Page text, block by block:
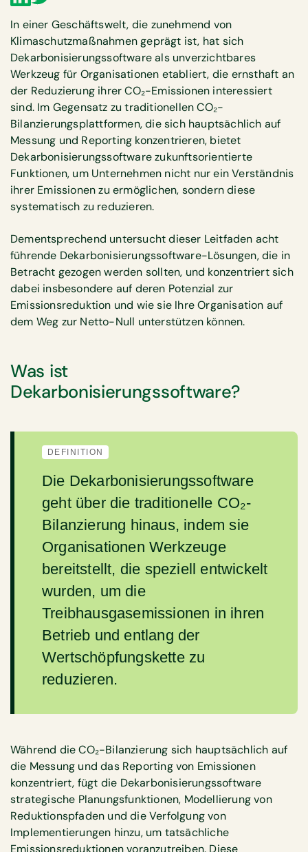
In einer Geschäftswelt, die zunehmend von
Klimaschutzmaßnahmen geprägt ist, hat sich
Dekarbonisierungssoftware als unverzichtbares
Werkzeug für Organisationen etabliert, die ernsthaft an
der Reduzierung ihrer CO₂-Emissionen interessiert
sind. Im Gegensatz zu traditionellen CO₂-
Bilanzierungsplattformen, die sich hauptsächlich auf
Messung und Reporting konzentrieren, bietet
Dekarbonisierungssoftware zukunftsorientierte
Funktionen, um Unternehmen nicht nur ein Verständnis
ihrer Emissionen zu ermöglichen, sondern diese
systematisch zu reduzieren.
Dementsprechend untersucht dieser Leitfaden acht
führende Dekarbonisierungssoftware-Lösungen, die in
Betracht gezogen werden sollten, und konzentriert sich
dabei insbesondere auf deren Potenzial zur
Emissionsreduktion und wie sie Ihre Organisation auf
dem Weg zur Netto-Null unterstützen können.
Was ist
Dekarbonisierungssoftware?
DEFINITION
Die Dekarbonisierungssoftware
geht über die traditionelle CO₂-
Bilanzierung hinaus, indem sie
Organisationen Werkzeuge
bereitstellt, die speziell entwickelt
wurden, um die
Treibhausgasemissionen in ihren
Betrieb und entlang der
Wertschöpfungskette zu
reduzieren.
Während die CO₂-Bilanzierung sich hauptsächlich auf
die Messung und das Reporting von Emissionen
konzentriert, fügt die Dekarbonisierungssoftware
strategische Planungsfunktionen, Modellierung von
Reduktionspfaden und die Verfolgung von
Implementierungen hinzu, um tatsächliche
Emissionsreduktionen voranzutreiben. Diese